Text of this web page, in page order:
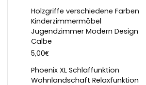
Holzgriffe verschiedene Farben
Kinderzimmermöbel
Jugendzimmer Modern Design
Calbe
5,00€
Phoenix XL Schlaffunktion
Wohnlandschaft Relaxfunktion